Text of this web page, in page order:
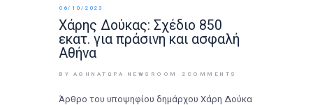
06/10/2023
Χάρης Δούκας: Σχέδιο 850
εκατ. για πράσινη και ασφαλή
Αθήνα
BY ΑΘΉΝΑΤΩΡΑ NEWSROOM 2 COMMENTS
Άρθρο του υποψηφίου δημάρχου Χάρη Δούκα